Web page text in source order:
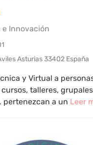
e Innovación
Asturias 33402 España
y Virtual a
talleres,
pertenezcan a un Leer